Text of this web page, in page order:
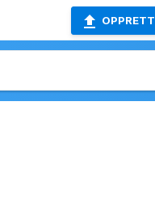
OPPRETT